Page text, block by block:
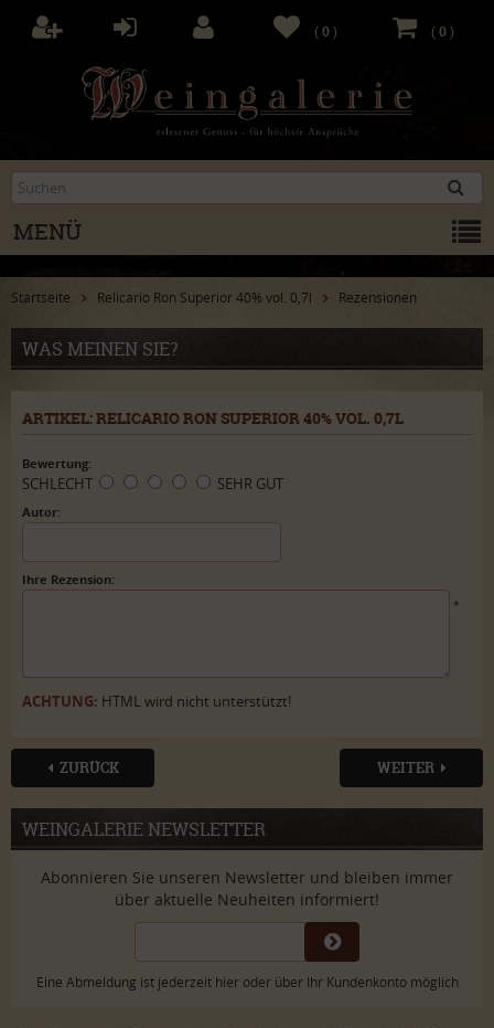
(0 )
(0 )
MENÜ
Startseite Relicario Ron Superior 40% vol. 0,7l Rezensionen
WAS MEINEN SIE?
ARTIKEL: RELICARIO RON SUPERIOR 40% VOL. 0,7L
Bewertung:
SCHLECHT SEHR GUT
Autor:
Ihre Rezension:
*
ACHTUNG: HTML wird nicht unterstützt!
ZURÜCK WEITER
WEINGALERIE NEWSLETTER
Abonnieren Sie unseren Newsletter und bleiben immer
über aktuelle Neuheiten informiert!
Eine Abmeldung ist jederzeit hier oder über Ihr Kundenkonto möglich